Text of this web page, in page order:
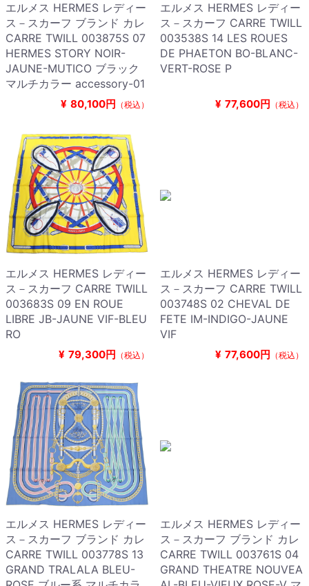
エルメス HERMES レディー
ス－スカーフ ブランド カレ
CARRE TWILL 003875S 07
HERMES STORY NOIR-
JAUNE-MUTICO ブラック
マルチカラー accessory-01
¥ 80,100円 （税込）
エルメス HERMES レディー
ス－スカーフ CARRE TWILL
003538S 14 LES ROUES
DE PHAETON BO-BLANC-
VERT-ROSE P
¥ 77,600円 （税込）
エルメス HERMES レディー
ス－スカーフ CARRE TWILL
003683S 09 EN ROUE
LIBRE JB-JAUNE VIF-BLEU
RO
¥ 79,300円 （税込）
エルメス HERMES レディー
ス－スカーフ CARRE TWILL
003748S 02 CHEVAL DE
FETE IM-INDIGO-JAUNE
VIF
¥ 77,600円 （税込）
エルメス HERMES レディー
ス－スカーフ ブランド カレ
CARRE TWILL 003778S 13
GRAND TRALALA BLEU-
エルメス HERMES レディー
ス－スカーフ ブランド カレ
CARRE TWILL 003761S 04
GRAND THEATRE NOUVEA